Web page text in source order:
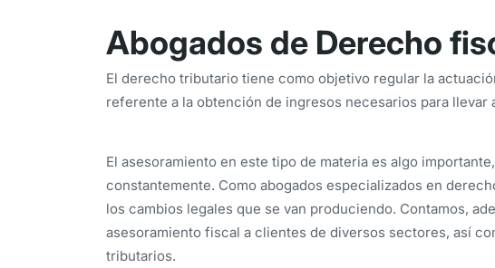
Abogados de Derecho
El derecho tributario tiene como objetivo regular la
referente a la obtención de ingresos necesarios para llevar
El asesoramiento en este tipo de materia es algo
constantemente. Como abogados especializados en
los cambios legales que se van produciendo. Contamos,
asesoramiento fiscal a clientes de diversos sectores, así
tributarios.